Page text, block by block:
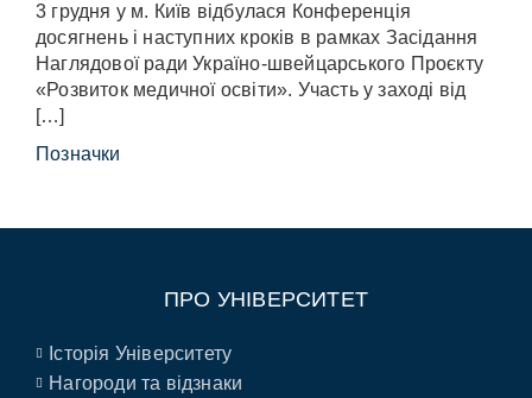
3 грудня у м. Київ відбулася Конференція
досягнень і наступних кроків в рамках Засідання
Наглядової ради Україно-швейцарського Проєкту
«Розвиток медичної освіти». Участь у заході від
[…]
Позначки
ПРО УНІВЕРСИТЕТ
Історія Університету
Нагороди та відзнаки